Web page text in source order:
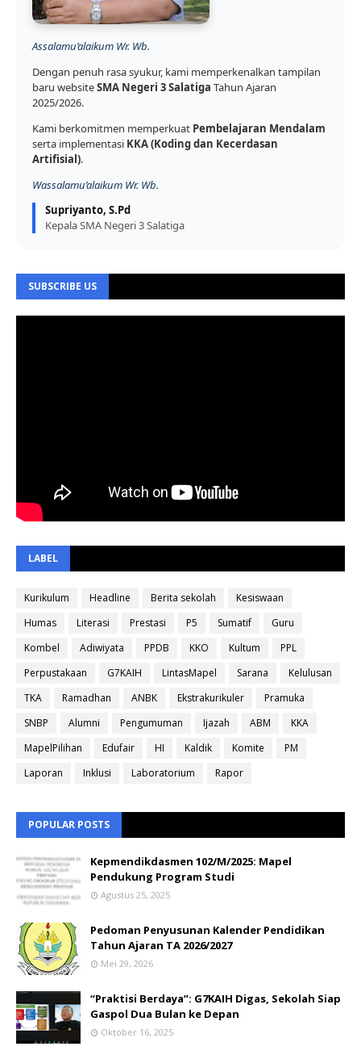
Assalamu’alaikum Wr. Wb.
Dengan penuh rasa syukur, kami memperkenalkan tampilan
baru websiteSMA Negeri 3 Salatiga Tahun Ajaran
2025/2026.
Kami berkomitmen memperkuat Pembelajaran Mendalam
serta implementasi KKA (Koding dan Kecerdasan
Artifisial).
Wassalamu’alaikum Wr. Wb.
Supriyanto, S.Pd
Kepala SMA Negeri 3 Salatiga
SUBSCRIBE US
LABEL
Kurikulum Headline Berita sekolah
Kesiswaan
Humas
Literasi Prestasi P5 Sumatif
Guru
Kombel
Adiwiyata PPDB KKO Kultum
PPL
Perpustakaan
G7KAIH LintasMapel Sarana
Kelulusan
TKA
Ramadhan ANBK Ekstrakurikuler
Pramuka
SNBP
Alumni Pengumuman Ijazah ABM
KKA
MapelPilihan
Edufair HI Kaldik Komite
PM
Laporan
Inklusi Laboratorium Rapor
POPULAR POSTS
Kepmendikdasmen 102/M/2025: Mapel
Pendukung Program Studi
Agustus 25, 2025
Pedoman Penyusunan Kalender Pendidikan
Tahun Ajaran TA 2026/2027
Mei 29, 2026
“Praktisi Berdaya”: G7KAIH Digas, Sekolah Siap
Gaspol Dua Bulan ke Depan
Oktober 16, 2025